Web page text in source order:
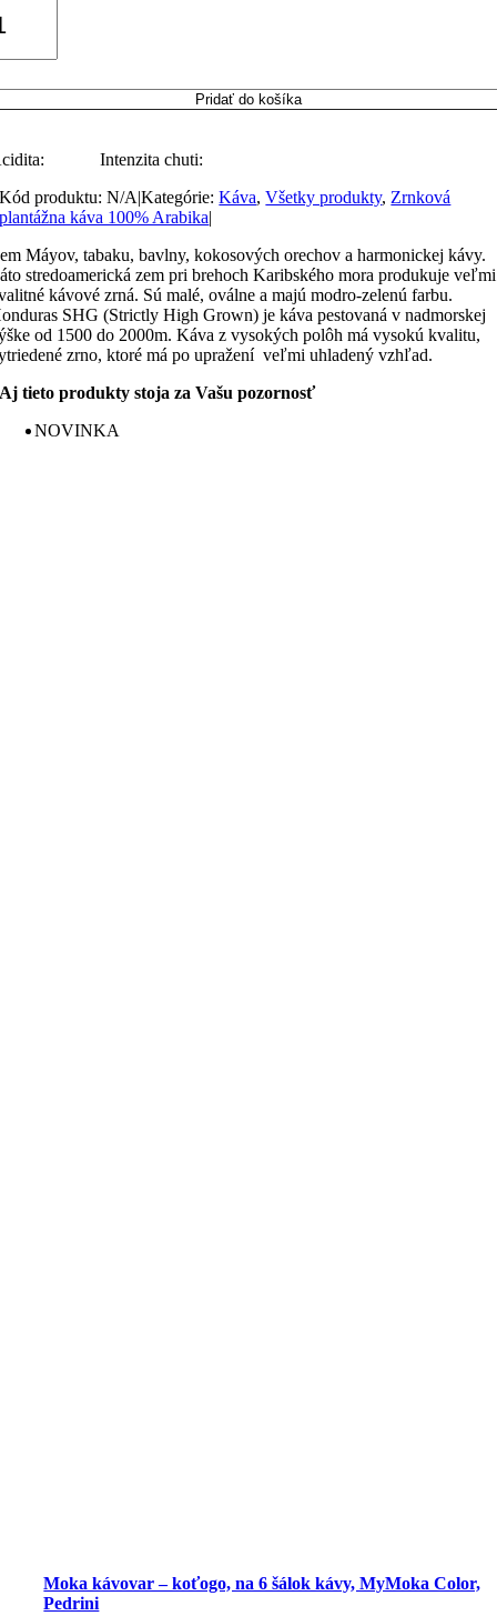
Pridať do košíka
Intenzita chuti:
Kód produktu:N/A|Kategórie:Káva,Všetky produkty, Zrnková
plantážna káva 100% Arabika|
Máyov, tabaku, bavlny, kokosových orechov a harmonickej kávy.
stredoamerická zem pri brehoch Karibského mora produkuje veľmi
kávové zrná. Sú malé, oválne a majú modro-zelenú farbu.
SHG (Strictly High Grown) je káva pestovaná v nadmorskej
od 1500 do 2000m. Káva z vysokých polôh má vysokú kvalitu,
zrno, ktoré má po upražení veľmi uhladený vzhľad.
Aj tieto produkty stoja za Vašu pozornosť
NOVINKA
Moka kávovar – koťogo, na 6 šálok kávy, MyMoka Color,
Pedrini